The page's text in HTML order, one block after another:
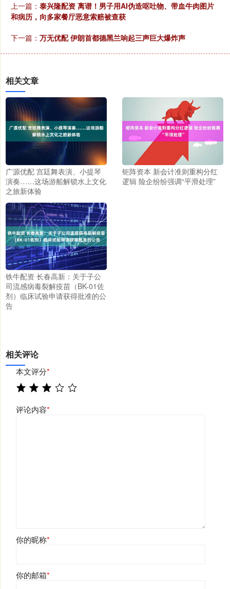
上一篇： 泰兴隆配资 离谱！男子用AI伪造呕吐物、带血牛肉图片
和病历，向多家餐厅恶意索赔被查获
下一篇： 万无优配 伊朗首都德黑兰响起三声巨大爆炸声
相关文章
广源优配 宫廷舞表演、小提琴
演奏……这场游船解锁水上文化
之旅新体验
钜阵资本 新会计准则重构分红
逻辑 险企纷纷强调“平滑处理”
铁牛配资 长春高新：关于子公
司流感病毒裂解疫苗（BK-01佐
剂）临床试验申请获得批准的公
告
相关评论
本文评分*
评论内容*
你的昵称*
你的邮箱*